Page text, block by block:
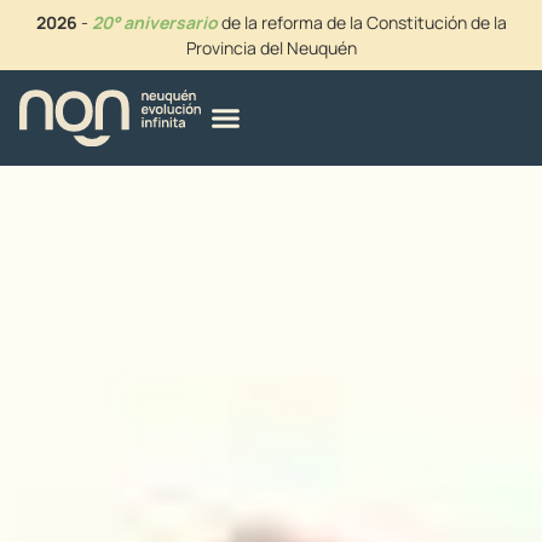
2026 - 20° aniversariode la reforma de la Constitución de la
Provincia del Neuquén